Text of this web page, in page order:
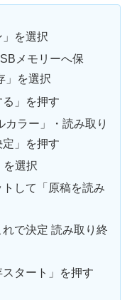
を選択
メモリーへ保
」を選択
」を押す
カラー」・読み取り
」を押す
を選択
して「原稿を読み
で決定 読み取り終
タート」を押す